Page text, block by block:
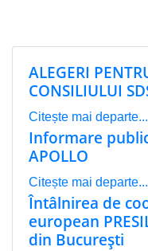
ALEGERI
CONSILIULUI
Citește mai departe...
Informare
APOLLO
Citește mai departe...
Întâlnirea de
european
din București